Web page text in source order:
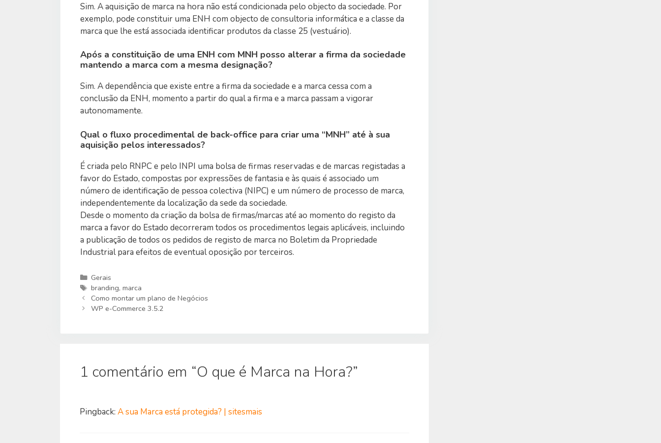
Sim. A aquisição de marca na hora não está condicionada pelo objecto da sociedade. Por
exemplo, pode constituir uma ENH com objecto de consultoria informática e a classe da
marca que lhe está associada identificar produtos da classe 25 (vestuário).
Após a constituição de uma ENH com MNH posso alterar a firma da sociedade
mantendo a marca com a mesma designação?
Sim. A dependência que existe entre a firma da sociedade e a marca cessa com a
conclusão da ENH, momento a partir do qual a firma e a marca passam a vigorar
autonomamente.
Qual o fluxo procedimental de back-office para criar uma “MNH” até à sua
aquisição pelos interessados?
É criada pelo RNPC e pelo INPI uma bolsa de firmas reservadas e de marcas registadas a
favor do Estado, compostas por expressões de fantasia e às quais é associado um
número de identificação de pessoa colectiva (NIPC) e um número de processo de marca,
independentemente da localização da sede da sociedade.
Desde o momento da criação da bolsa de firmas/marcas até ao momento do registo da
marca a favor do Estado decorreram todos os procedimentos legais aplicáveis, incluindo
a publicação de todos os pedidos de registo de marca no Boletim da Propriedade
Industrial para efeitos de eventual oposição por terceiros.
Categorias
Gerais
Etiquetas
branding, marca
Como montar um plano de Negócios
WP e-Commerce 3.5.2
1 comentário em “O que é Marca na Hora?”
Pingback: A sua Marca está protegida? | sitesmais